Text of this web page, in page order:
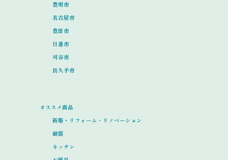
豊明市
名古屋市
豊田市
日進市
刈谷市
長久手市
オススメ商品
新築・リフォーム・リノベーション
耐震
キッチン